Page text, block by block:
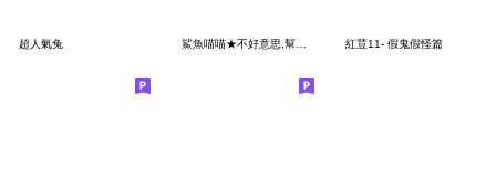
超人氣兔 鯊魚喵喵★不好意思,幫我拿一下 紅荳11- 假鬼假怪篇